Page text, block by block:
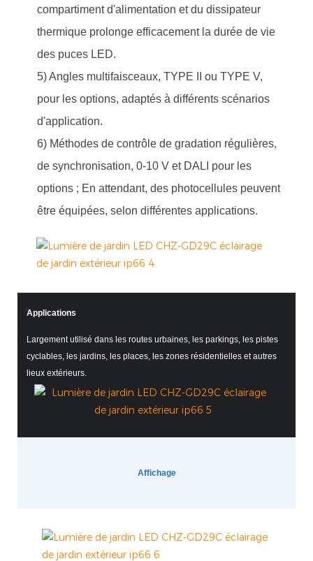
compartiment d'alimentation et du dissipateur
thermique prolonge efficacement la durée de vie
des puces LED.
5) Angles multifaisceaux, TYPE II ou TYPE V,
pour les options, adaptés à différents scénarios
d'application.
6) Méthodes de contrôle de gradation régulières,
de synchronisation, 0-10 V et DALI pour les
options ; En attendant, des photocellules peuvent
être équipées, selon différentes applications.
A
Applications
Largement utilisé dans les routes urbaines, les parkings, les pistes
cyclables, les jardins, les places, les zones résidentielles et autres
lieux extérieurs.
Affichage